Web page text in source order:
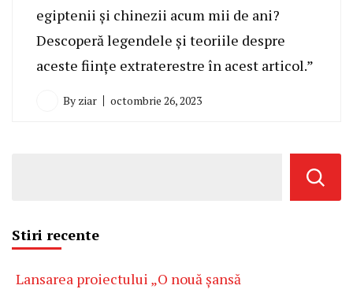
egiptenii și chinezii acum mii de ani?
Descoperă legendele și teoriile despre
aceste ființe extraterestre în acest articol.”
By ziar octombrie 26, 2023
Stiri recente
Lansarea proiectului „O nouă șansă